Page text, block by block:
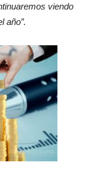
viendo
año”.